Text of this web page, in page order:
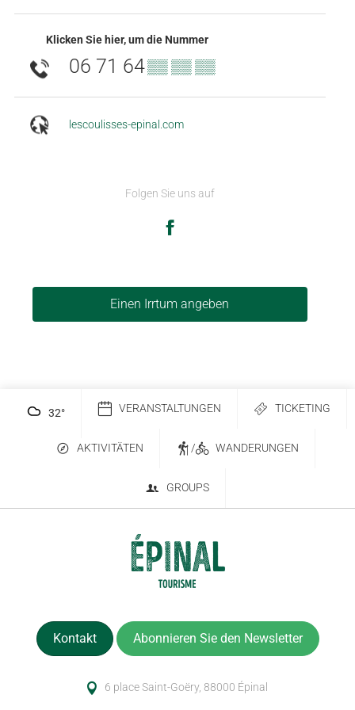
Klicken Sie hier, um die Nummer
06 71 64▒▒ ▒▒ ▒▒
lescoulisses-epinal.com
Folgen Sie uns auf
Einen Irrtum angeben
32° VERANSTALTUNGEN TICKETING
AKTIVITÄTEN / WANDERUNGEN
GROUPS
Kontakt Abonnieren Sie den Newsletter
6 place Saint-Goëry, 88000 Épinal